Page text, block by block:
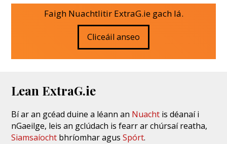
Faigh Nuachtlitir ExtraG.ie gach lá.
Cliceáil anseo
Lean ExtraG.ie
Bí ar an gcéad duine a léann an Nuacht is déanaí i
nGaeilge, leis an gclúdach is fearr ar chúrsaí reatha,
Siamsaíocht bhríomhar agusSpórt.